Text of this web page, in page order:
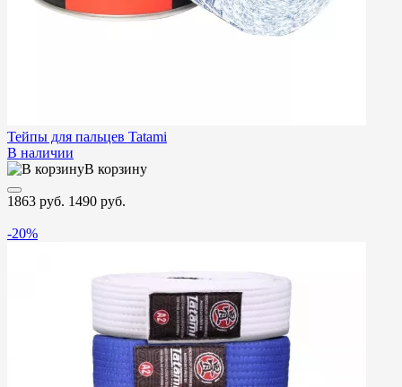
Тейпы для пальцев Tatami
В наличии
В корзину
1863 руб. 1490 руб.
-20%